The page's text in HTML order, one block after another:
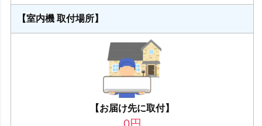
【室内機 取付場所】
【お届け先に取付】